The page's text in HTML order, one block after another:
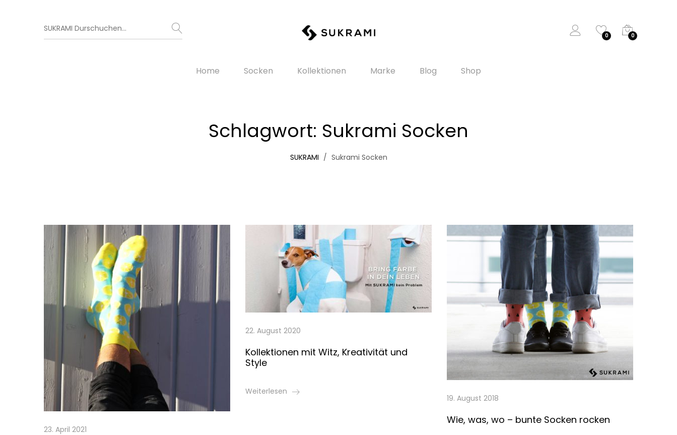
0 0
Home Socken Kollektionen Marke Blog Shop
Schlagwort: Sukrami Socken
SUKRAMI Sukrami Socken
23. April 2021
22. August 2020
Kollektionen mit Witz, Kreativität und
Style
Weiterlesen
19. August 2018
Wie, was, wo – bunte Socken rocken